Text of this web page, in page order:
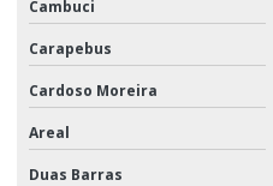
Cambuci
Carapebus
Cardoso Moreira
Areal
Duas Barras